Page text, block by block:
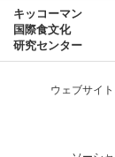
キッコーマン
国際食文化
研究センター
ウェブサイ